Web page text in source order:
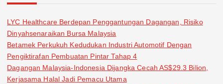
LYC Healthcare Berdepan Penggantungan Dagangan, Risiko
Dinyahsenaraikan Bursa Malaysia
Betamek Perkukuh Kedudukan Industri Automotif Dengan
Pengiktirafan Pembuatan Pintar Tahap 4
Dagangan Malaysia-Indonesia Dijangka Cecah AS$29.3 Bilion,
Kerjasama Halal Jadi Pemacu Utama